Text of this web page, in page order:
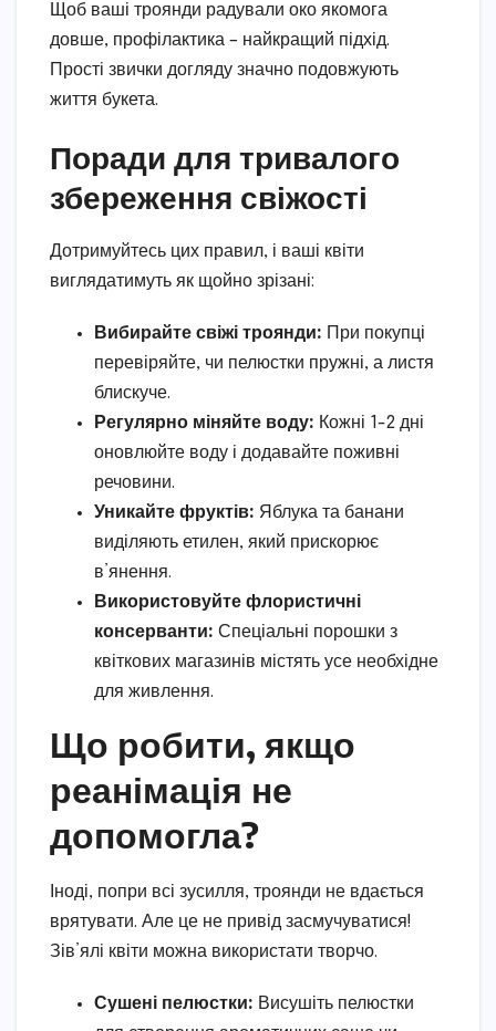
Щоб ваші троянди радували око якомога
довше, профілактика – найкращий підхід.
Прості звички догляду значно подовжують
життя букета.
Поради для тривалого
збереження свіжості
Дотримуйтесь цих правил, і ваші квіти
виглядатимуть як щойно зрізані:
Вибирайте свіжі троянди: При покупці
перевіряйте, чи пелюстки пружні, а листя
блискуче.
Регулярно міняйте воду: Кожні 1-2 дні
оновлюйте воду і додавайте поживні
речовини.
Уникайте фруктів: Яблука та банани
виділяють етилен, який прискорює
в’янення.
Використовуйте флористичні
консерванти: Спеціальні порошки з
квіткових магазинів містять усе необхідне
для живлення.
Що робити, якщо
реанімація не
допомогла?
Іноді, попри всі зусилля, троянди не вдається
врятувати. Але це не привід засмучуватися!
Зів’ялі квіти можна використати творчо.
Сушені пелюстки: Висушіть пелюстки